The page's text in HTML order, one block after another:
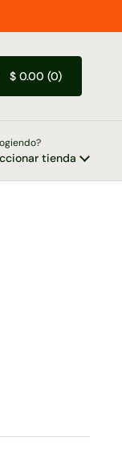
Abrir carrito
$ 0.00 0
tienda